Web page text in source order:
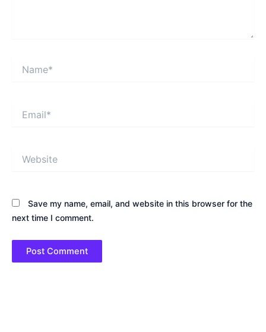
Save my name, email, and website in this browser for the
next time I comment.